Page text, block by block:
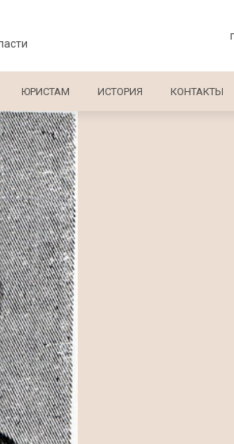
ЮРИСТАМ ИСТОРИЯ КОНТАКТЫ